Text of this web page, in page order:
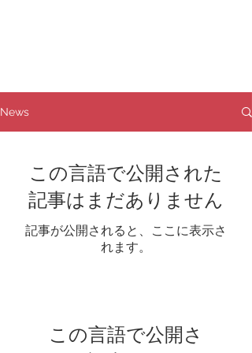
News
この言語で公開された
記事はまだありません
記事が公開されると、ここに表示さ
れます。
この言語で公開さ